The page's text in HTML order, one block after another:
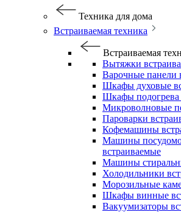
Техника для дома
Встраиваемая техника
Встраиваемая
Вытяжки
Варочные панели
Шкафы духовые
Шкафы подогрева
Микроволновые
Пароварки
Кофемашины
Машины
встраиваемые
Машины
Холодильники
Морозильные
Шкафы винные
Вакуумизаторы